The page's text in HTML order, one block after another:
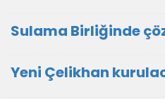
Sulama Birliğinde
Yeni Çelikhan